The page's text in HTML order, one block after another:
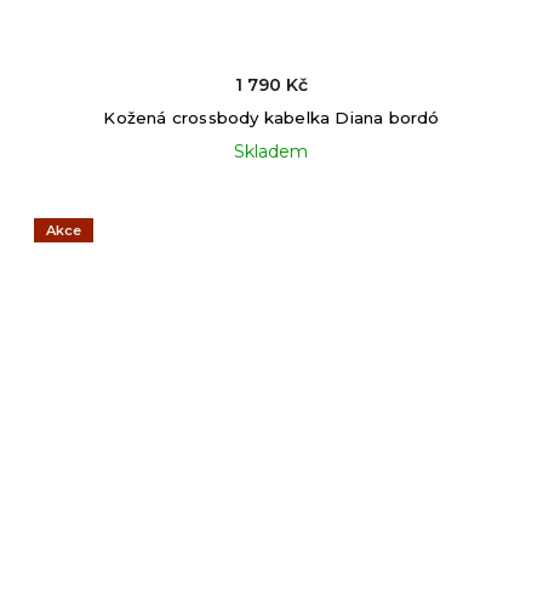
Kožená crossbody kabelka Diana bordó
Skladem
1 790 Kč
Akce